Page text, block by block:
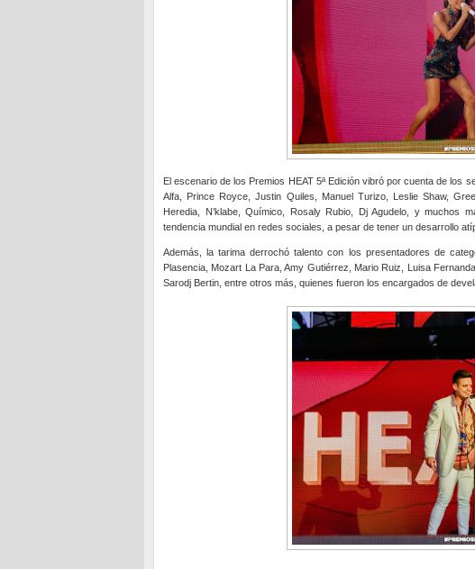
El escenario de los Premios HEAT 5ª Edición vibró por cuenta de
Alfa, Prince Royce, Justin Quiles, Manuel Turizo, Leslie Shaw,
Heredia, N’klabe, Químico, Rosaly Rubio, Dj Agudelo, y muchos
tendencia mundial en redes sociales, a pesar de tener un desarrollo
Además, la tarima derrochó talento con los presentadores de
Plasencia, Mozart La Para, Amy Gutiérrez, Mario Ruiz, Luisa
Sarodj Bertin, entre otros más, quienes fueron los encargados de